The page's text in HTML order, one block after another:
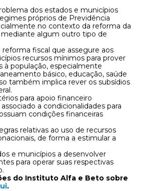
dos estados e municípios
próprios de Previdência
no contexto da reforma da
mediante algum outro tipo de
fiscal que assegure aos
recursos mínimos para prover
à população, especialmente
básico, educação, saúde
também implica rever os subsídios
para apoio financeiro
a condicionalidades para
condições financeiras
relativas ao uso de recursos
de forma a estimular a
e municípios a desenvolver
para operar suas respectivas
do Instituto Alfa e Beto sobre
.